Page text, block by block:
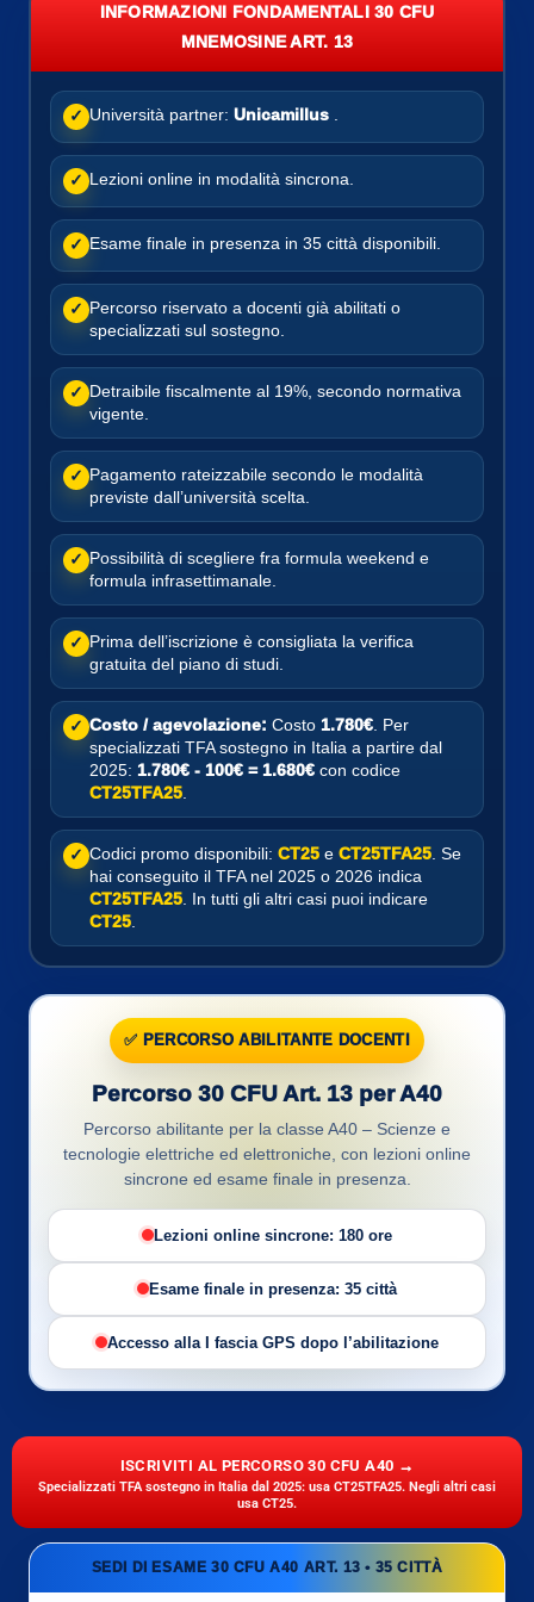
INFORMAZIONI FONDAMENTALI 30 CFU
MNEMOSINE ART. 13
✓ Università partner: Unicamillus
✓ Lezioni online in modalità sincrona.
✓ Esame finale in presenza in 35 città disponibili.
✓ Percorso riservato a docenti già abilitati o
specializzati sul sostegno.
✓ Detraibile fiscalmente al 19%, secondo normativa
vigente.
✓ Pagamento rateizzabile secondo le modalità
previste dall’università scelta.
✓ Possibilità di scegliere fra formula weekend e
formula infrasettimanale.
✓ Prima dell’iscrizione è consigliata la verifica
gratuita del piano di studi.
✓ Costo / agevolazione: Costo 1.780€ . Per
specializzati TFA sostegno in Italia a partire dal
2025: 1.780€ - 100€ = 1.680€ con codice
CT25TFA25
✓ Codici promo disponibili: CT25 e CT25TFA25 . Se
hai conseguito il TFA nel 2025 o 2026 indica
CT25TFA25 . In tutti gli altri casi puoi indicare
CT25
✅ PERCORSO ABILITANTE DOCENTI
Percorso 30 CFU Art. 13 per A40
Percorso abilitante per la classe A40 – Scienze e
tecnologie elettriche ed elettroniche, con lezioni online
sincrone ed esame finale in presenza.
Lezioni online sincrone: 180 ore
Esame finale in presenza: 35 città
Accesso alla I fascia GPS dopo l’abilitazione
ISCRIVITI AL PERCORSO 30 CFU A40 →
Specializzati TFA sostegno in Italia dal 2025: usa CT25TFA25. Negli altri casi
usa CT25.
SEDI DI ESAME 30 CFU A40 ART. 13 • 35 CITTÀ